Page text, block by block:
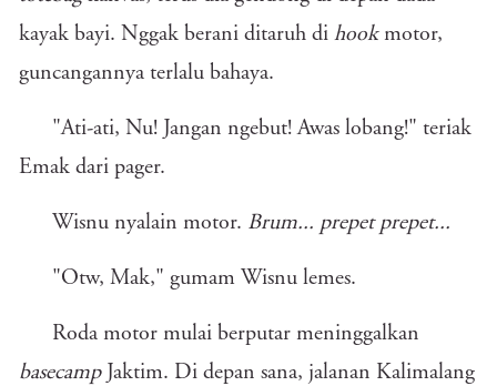
kayak bayi. Nggak berani ditaruh di hookmotor,
guncangannya terlalu bahaya.
"Ati-ati, Nu! Jangan ngebut! Awas lobang!" teriak
Emak dari pager.
Wisnu nyalain motor. Brum... prepet prepet...
"Otw, Mak," gumam Wisnu lemes.
Roda motor mulai berputar meninggalkan
basecampJaktim. Di depan sana, jalanan Kalimalang